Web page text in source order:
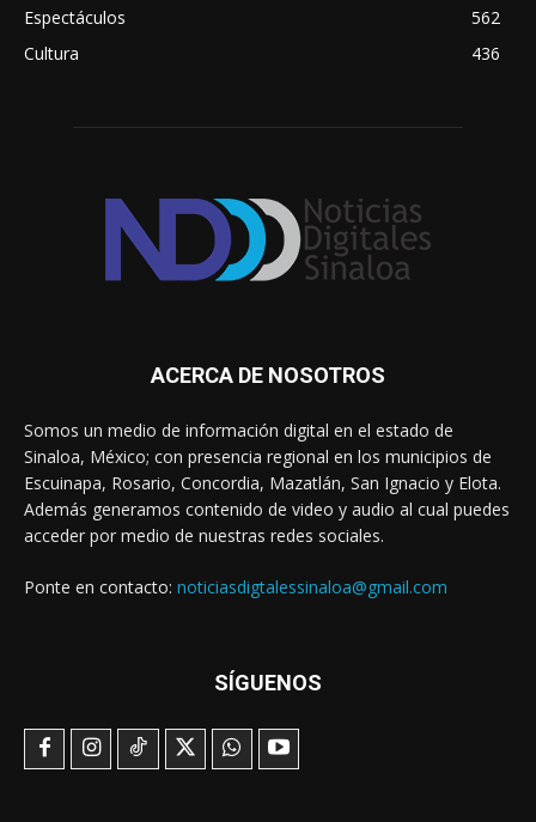
Espectáculos
562
Cultura
436
ACERCA DE NOSOTROS
Somos un medio de información digital en el estado de
Sinaloa, México; con presencia regional en los municipios de
Escuinapa, Rosario, Concordia, Mazatlán, San Ignacio y Elota.
Además generamos contenido de video y audio al cual puedes
acceder por medio de nuestras redes sociales.
Ponte en contacto: noticiasdigtalessinaloa@gmail.com
SÍGUENOS